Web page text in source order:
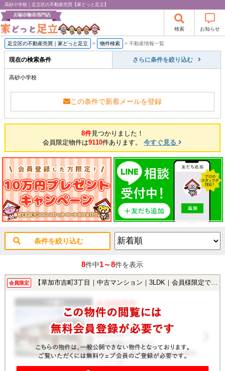
高砂小学校｜足立区の不動産売買【家どっと足立】
検索 お知らせ
足立区の不動産売買｜家どっと足立 > 物件検索 > 不動産情報一覧
現在の検索条件 さらに条件を絞り込む
高砂小学校
この条件で新着メールを登録
8件見つかりました！
会員限定物件は9110件あります。今すぐ見る
条件を絞り込む
8件中1～8件を表示
会員限定 【草加市吉町3丁目｜中古マンション｜3LDK｜会員様限定で公開中！】